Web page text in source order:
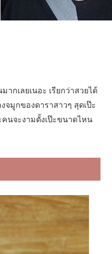
กเลยเนอะ เรียกว่าสวยได้
มูกของดาราสาวๆ สุดเป๊ะ
นจะงามดั้งเป๊ะขนาดไหน